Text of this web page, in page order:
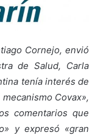
Cornejo, envió
de Salud, Carla
tenía interés de
Covax»,
comentarios que
y expresó «gran